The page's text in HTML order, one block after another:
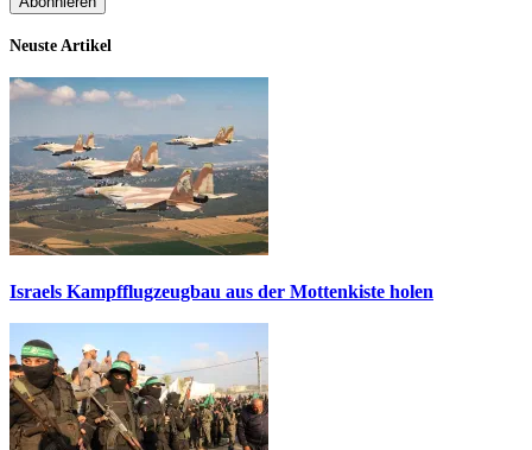
Neuste Artikel
Israels Kampfflugzeugbau aus der Mottenkiste holen